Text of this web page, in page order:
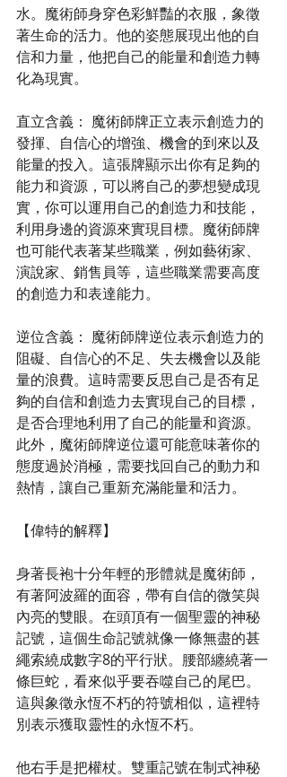
水。魔術師身穿色彩鮮豔的衣服，象徵
著生命的活力。他的姿態展現出他的自
信和力量，他把自己的能量和創造力轉
化為現實。
直立含義： 魔術師牌正立表示創造力的
發揮、自信心的增強、機會的到來以及
能量的投入。這張牌顯示出你有足夠的
能力和資源，可以將自己的夢想變成現
實，你可以運用自己的創造力和技能，
利用身邊的資源來實現目標。魔術師牌
也可能代表著某些職業，例如藝術家、
演說家、銷售員等，這些職業需要高度
的創造力和表達能力。
逆位含義： 魔術師牌逆位表示創造力的
阻礙、自信心的不足、失去機會以及能
量的浪費。這時需要反思自己是否有足
夠的自信和創造力去實現自己的目標，
是否合理地利用了自己的能量和資源。
此外，魔術師牌逆位還可能意味著你的
態度過於消極，需要找回自己的動力和
熱情，讓自己重新充滿能量和活力。
【偉特的解釋】
身著長袍十分年輕的形體就是魔術師，
有著阿波羅的面容，帶有自信的微笑與
內亮的雙眼。在頭頂有一個聖靈的神秘
記號，這個生命記號就像一條無盡的甚
繩索繞成數字8的平行狀。腰部纏繞著一
條巨蛇，看來似乎要吞噬自己的尾巴。
這與象徵永恆不朽的符號相似，這裡特
別表示獲取靈性的永恆不朽。
他右手是把權杖。雙重記號在制式神秘